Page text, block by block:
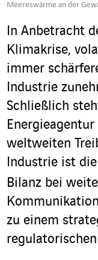
Meereswärme an der
In Anbetracht
Klimakrise,
immer
Industrie
Schließlich
Energieagentur
weltweiten
Industrie ist die
Bilanz bei
zu einem